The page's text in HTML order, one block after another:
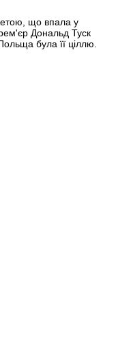
що впала у
Дональд Туск
була її ціллю.